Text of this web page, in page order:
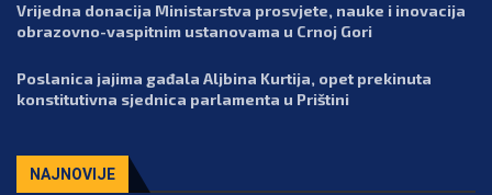
Vrijedna donacija Ministarstva prosvjete, nauke i inovacija
obrazovno-vaspitnim ustanovama u Crnoj Gori
Poslanica jajima gađala Aljbina Kurtija, opet prekinuta
konstitutivna sjednica parlamenta u Prištini
NAJNOVIJE